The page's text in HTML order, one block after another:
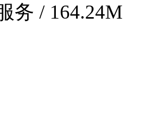
务 / 164.24M